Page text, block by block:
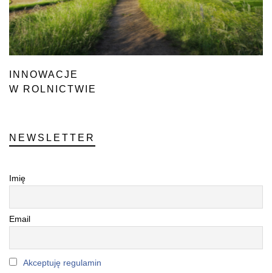
INNOWACJE
W ROLNICTWIE
NEWSLETTER
Imię
Email
Akceptuję regulamin